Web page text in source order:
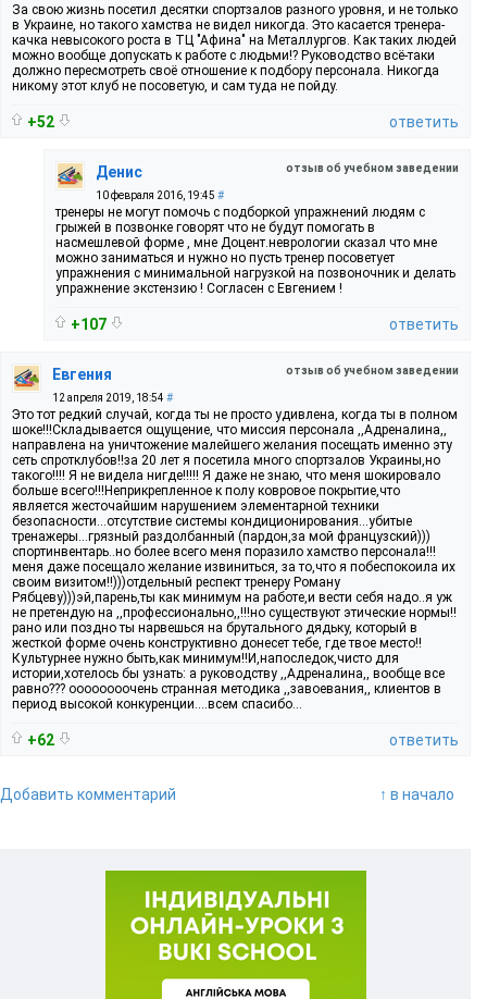
За свою жизнь посетил десятки спортзалов разного уровня, и не только
в Украине, но такого хамства не видел никогда. Это касается тренера-
качка невысокого роста в ТЦ "Афина" на Металлургов. Как таких людей
можно вообще допускать к работе с людьми!? Руководство всё-таки
должно пересмотреть своё отношение к подбору персонала. Никогда
никому этот клуб не посоветую, и сам туда не пойду.
+52 ответить
отзыв об учебном заведении
Денис
10 февраля 2016, 19:45 #
тренеры не могут помочь с подборкой упражнений людям с
грыжей в позвонке говорят что не будут помогать в
насмешлевой форме , мне Доцент.неврологии сказал что мне
можно заниматься и нужно но пусть тренер посоветует
упражнения с минимальной нагрузкой на позвоночник и делать
упражнение экстензию ! Согласен с Евгением !
+107 ответить
отзыв об учебном заведении
Евгения
12 апреля 2019, 18:54 #
Это тот редкий случай, когда ты не просто удивлена, когда ты в полном
шоке!!!Складывается ощущение, что миссия персонала ,,Адреналина,,
направлена на уничтожение малейшего желания посещать именно эту
сеть спротклубов!!за 20 лет я посетила много спортзалов Украины,но
такого!!!! Я не видела нигде!!!!! Я даже не знаю, что меня шокировало
больше всего!!!Неприкрепленное к полу ковровое покрытие,что
является жесточайшим нарушением элементарной техники
безопасности...отсутствие системы кондиционирования...убитые
тренажеры...грязный раздолбанный (пардон,за мой французский)))
спортинвентарь..но более всего меня поразило хамство персонала!!!
меня даже посещало желание извиниться, за то,что я побеспокоила их
своим визитом!!)))отдельный респект тренеру Роману
Рябцеву)))эй,парень,ты как минимум на работе,и вести себя надо..я уж
не претендую на ,,профессионально,,!!!но существуют этические нормы!!
рано или поздно ты нарвешься на брутального дядьку, который в
жесткой форме очень конструктивно донесет тебе, где твое место!!
Культурнее нужно быть,как минимум!!И,напоследок,чисто для
истории,хотелось бы узнать: а руководству ,,Адреналина,, вообще все
равно??? оооооооочень странная методика ,,завоевания,, клиентов в
период высокой конкуренции....всем спасибо...
+62 ответить
Добавить комментарий ↑ в начало